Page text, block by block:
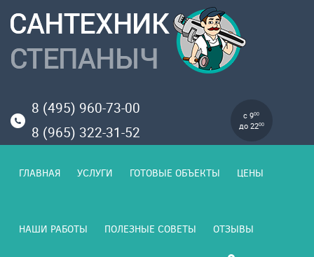
8 (495) 960-73-00
8 (965) 322-31-52
с 900
до 2200
ГЛАВНАЯ УСЛУГИ ГОТОВЫЕ ОБЪЕКТЫ ЦЕНЫ
НАШИ РАБОТЫ ПОЛЕЗНЫЕ СОВЕТЫ ОТЗЫВЫ